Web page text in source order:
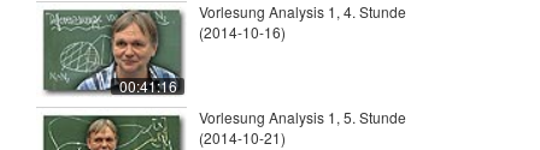
00:41:16
Vorlesung Analysis 1, 4. Stunde
(2014-10-16)
Vorlesung Analysis 1, 5. Stunde
(2014-10-21)